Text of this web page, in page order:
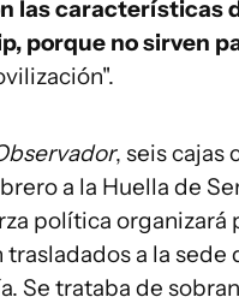
las características
porque no sirven
, seis cajas
a la Huella de
política organizará
a la
Se trataba de